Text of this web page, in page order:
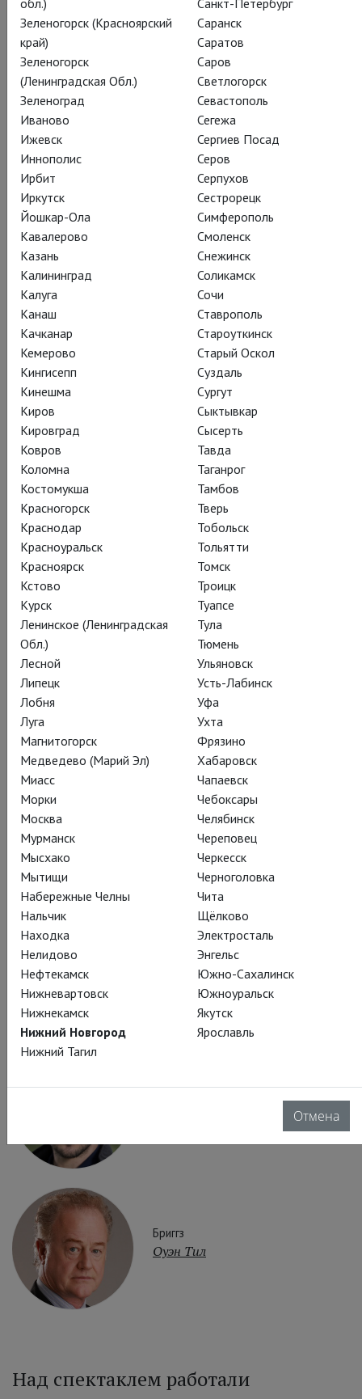
Гарольд Пинтер
Ничья земля
No Man's Land
Иэн Маккеллен и Патрик Стюарт – невероятный дуэт,
отрывающийся в покорившей Бродвей вест-эндской
постановке шедевра Гарольда Пинтера.
Однажды летним вечером два стареющих писателя, Хёрст
и Спунер, встречаются в пабе в Хэмпстеде пропустить по
стаканчику – и так увлекаются, что продолжают глубоко за
полночь, уже у Хёрста на дому. Чем выше растёт батарея
пустых бутылок, тем невероятнее становятся байки
литераторов; и вот невинная болтовня двух старых друзей
становится неожиданно напряженной. А когда в доме
появляются два суровых молодых человека, вечер
окончательно перестаёт быть томным...
Постановка Stuart Thompson and Playful Production
Поделиться:
Подписаться на рассылку
СОСТАВ ЖУРНАЛ
НАГРАДЫ
КАДРЫ
Действующие лица и исполнители
Патрик Стюарт
Иэн Маккеллен
Фостер
Бриггз
Оуэн Тил
Над спектаклем работали
обл.)
Зеленогорск (Красноярский
край)
Зеленогорск
(Ленинградская Обл.)
Зеленоград
Иваново
Ижевск
Иннополис
Ирбит
Иркутск
Йошкар-Ола
Кавалерово
Казань
Калининград
Калуга
Канаш
Качканар
Кемерово
Кингисепп
Кинешма
Киров
Кировград
Ковров
Коломна
Костомукша
Красногорск
Краснодар
Красноуральск
Красноярск
Кстово
Курск
Ленинское (Ленинградская
Обл.)
Лесной
Липецк
Лобня
Луга
Магнитогорск
Медведево (Марий Эл)
Миасс
Морки
Москва
Мурманск
Мысхако
Мытищи
Набережные Челны
Нальчик
Находка
Нелидово
Нефтекамск
Нижневартовск
Нижнекамск
Нижний Новгород
Нижний Тагил
Санкт-Петербург
Саранск
Саратов
Саров
Светлогорск
Севастополь
Сегежа
Сергиев Посад
Серов
Серпухов
Сестрорецк
Симферополь
Смоленск
Снежинск
Соликамск
Сочи
Ставрополь
Староуткинск
Старый Оскол
Суздаль
Сургут
Сыктывкар
Сысерть
Тавда
Таганрог
Тамбов
Тверь
Тобольск
Тольятти
Томск
Троицк
Туапсе
Тула
Тюмень
Ульяновск
Усть-Лабинск
Уфа
Ухта
Фрязино
Хабаровск
Чапаевск
Чебоксары
Челябинск
Череповец
Черкесск
Черноголовка
Чита
Щёлково
Электросталь
Энгельс
Южно-Сахалинск
Южноуральск
Якутск
Ярославль
Отмена